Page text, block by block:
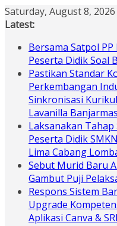
Skip
to
Saturday, August 8, 2026
Latest:
Bersama Satpol
Peserta Didik Soal
Pastikan Standar
Perkembangan
Sinkronisasi
Lavanilla
Laksanakan
Peserta Didik
Lima Cabang
Sebut Murid Baru
Gambut Puji
Respons Sistem
Upgrade
Aplikasi Canva &